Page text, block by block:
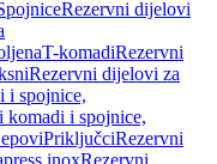
Rezervni dijelovi
T-komadiRezervni
Rezervni dijelovi za
i spojnice,
komadi i spojnice,
PriključciRezervni
inoxRezervni